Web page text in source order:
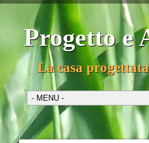
Progetto e
La casa